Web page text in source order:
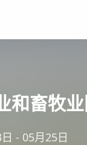
和畜牧
- 05月25日